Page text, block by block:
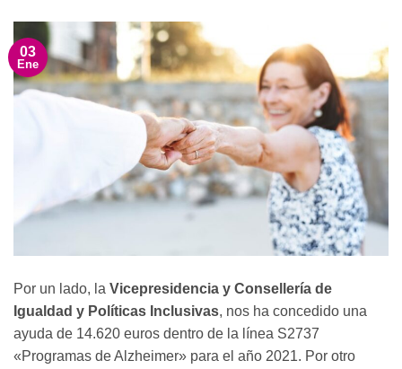
03
Ene
Por un lado, la Vicepresidencia y Consellería de
Igualdad y Políticas Inclusivas, nos ha concedido una
ayuda de 14.620 euros dentro de la línea S2737
«Programas de Alzheimer» para el año 2021. Por otro